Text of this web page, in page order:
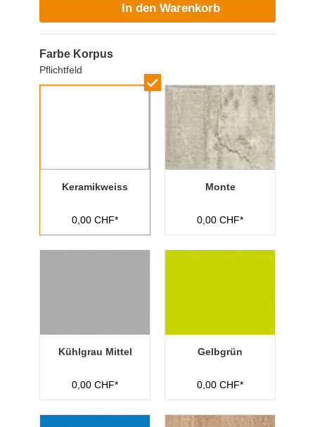
In den Warenkorb
Farbe Korpus
Pflichtfeld
Keramikweiss
0,00 CHF*
Monte
0,00 CHF*
Kühlgrau Mittel
0,00 CHF*
Gelbgrün
0,00 CHF*